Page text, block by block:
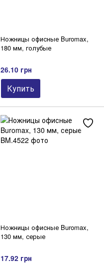
Ножницы офисные Buromax,
180 мм, голубые
26.10 грн
Купить
Ножницы офисные Buromax,
130 мм, серые
17.92 грн